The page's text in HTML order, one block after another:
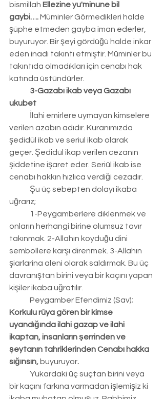
bismillah Ellezine yu'minune bil
gaybi…. Müminler Görmedikleri halde
şüphe etmeden gayba iman ederler,
buyuruyor. Bir şeyi gördüğü halde inkar
eden inadi takıntı etmiştir. Müminler bu
takıntıda olmadıkları için cenabı hak
katında üstündürler.
ukubet
verilen azabın adıdır. Kuranımızda
şedidül ikab ve seriul ikab olarak
geçer. Şedidül ikap verilen cezanın
şiddetine işaret eder. Seriül ikab ise
cenabı hakkın hızlıca verdiği cezadır.
uğrarız;
onların herhangi birine olumsuz tavır
takınmak. 2-Allahın koyduğu dini
sembollere karşı direnmek. 3-Allahın
şiarlarina aleni olarak saldırmak. Bu üç
davranıştan birini veya bir kaçını yapan
kişiler ikaba uğratılır.
	Peygamber Efendimiz (Sav);
Korkulu rüya gören bir kimse
uyandığında ilahi gazap ve ilahi
ikaptan, insanların şerrinden ve
şeytanın tahriklerinden Cenabı hakka
sığınsın, buyuruyor.
bir kaçını farkına varmadan işlemişiz ki